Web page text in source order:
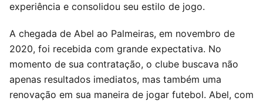
experiência e consolidou seu estilo de jogo.
A chegada de Abel ao Palmeiras, em novembro de
2020, foi recebida com grande expectativa. No
momento de sua contratação, o clube buscava não
apenas resultados imediatos, mas também uma
renovação em sua maneira de jogar futebol. Abel, com